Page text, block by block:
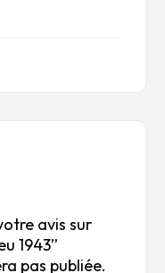
avis sur
1943”
pas publiée.